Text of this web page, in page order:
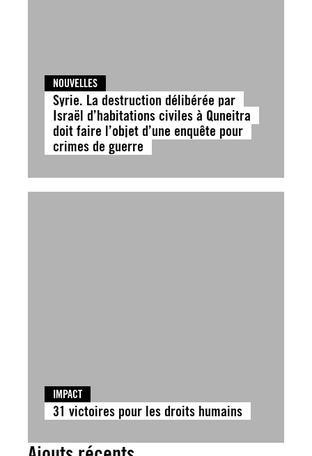
NOUVELLES
Syrie. La destruction délibérée par
Israël d’habitations civiles à Quneitra
doit faire l’objet d’une enquête pour
crimes de guerre
IMPACT
31 victoires pour les droits humains